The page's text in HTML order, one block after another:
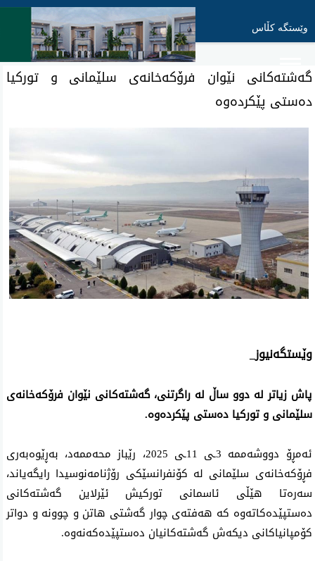
وێستگە کڵاس
گەشتەکانی نێوان فرۆکەخانەی سلێمانی و تورکیا
دەستی پێکردەوە
وێستگەنیوز_
پاش زیاتر لە دوو ساڵ لە راگرتنی، گەشتەکانی نێوان فرۆکەخانەی
سلێمانی و تورکیا دەستی پێکردەوە.
ئەمڕۆ دووشەممە 3ـی 11ـی 2025، رێباز محەممەد، بەڕێوەبەری
فڕۆکەخانەی سلێمانی لە کۆنفرانسێکی رۆژنامەنوسیدا رایگەیاند،
سەرەتا هێڵی ئاسمانی تورکیش ئێرلاین گەشتەکانی
دەستپێدەکاتەوە کە هەفتەی چوار گەشتی هاتن و چوونە و دواتر
کۆمپانیاکانی دیکەش گەشتەکانیان دەستپێدەکەنەوە.